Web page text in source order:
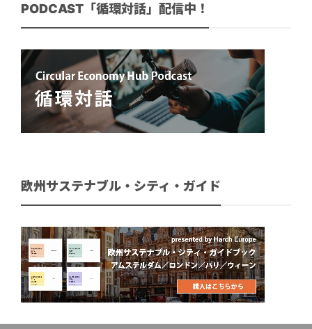
PODCAST「循環対話」配信中！
欧州サステナブル・シティ・ガイド